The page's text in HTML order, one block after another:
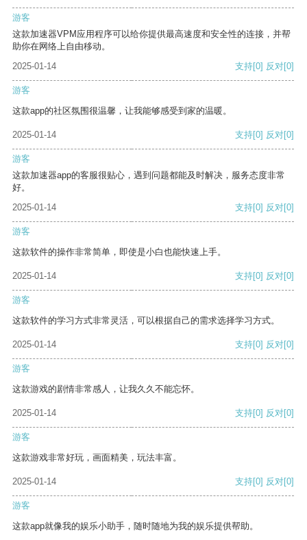
游客
这款加速器VPM应用程序可以给你提供最高速度和安全性的连接，并帮
助你在网络上自由移动。
2025-01-14
支持[0] 反对[0]
游客
这款app的社区氛围很温馨，让我能够感受到家的温暖。
2025-01-14 支持[0] 反对[0]
游客
这款加速器app的客服很贴心，遇到问题都能及时解决，服务态度非常
好。
2025-01-14
支持[0] 反对[0]
游客
这款软件的操作非常简单，即使是小白也能快速上手。
2025-01-14 支持[0] 反对[0]
游客
这款软件的学习方式非常灵活，可以根据自己的需求选择学习方式。
2025-01-14 支持[0] 反对[0]
游客
这款游戏的剧情非常感人，让我久久不能忘怀。
2025-01-14 支持[0] 反对[0]
游客
这款游戏非常好玩，画面精美，玩法丰富。
2025-01-14 支持[0] 反对[0]
游客
这款app就像我的娱乐小助手，随时随地为我的娱乐提供帮助。